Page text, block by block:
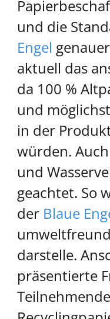
und die
Engel
aktuell das
da 100 %
und
in der
würden.
und
geachtet. So
der Blaue
darstelle.
präsentierte